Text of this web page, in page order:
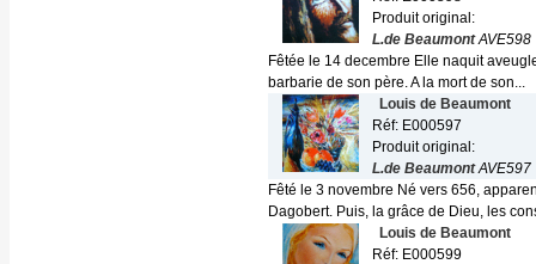
Produit original:
L.de BeaumontAVE598
Fêtée le 14 decembre Elle naquit
barbarie de son père. A la mort de son...
Louis de Beaumont
Réf: E000597
Produit original:
L.de BeaumontAVE597
Fêté le 3 novembre Né vers 656,
Dagobert. Puis, la grâce de Dieu, les
Louis de Beaumont
Réf: E000599